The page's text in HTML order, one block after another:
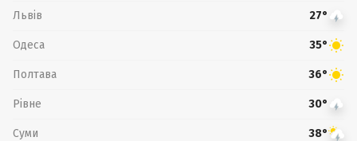
Львів 27°
Одеса 35°
Полтава 36°
Рівне 30°
Суми 38°